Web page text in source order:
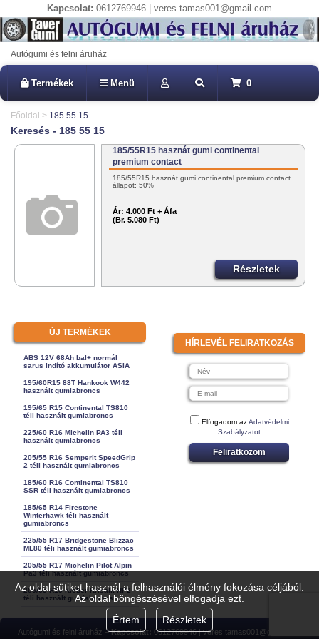
Az oldal sütiket használ a felhasználói élmény fokozása céljából.
Az oldal böngészésével elfogadja ezt.
Értem
Részletek
Kapcsolat: 0612769946 | veres.tamas001@gmail.com
Autógumi és felni áruház
Termékek Menü 0
Főoldal > 185 55 15
Keresés - 185 55 15
185/55R15 hasznát gumi continental
premium contact
185/55R15 hasznát gumi continental premium contact
állapot: 50%
Ár: 4.000 Ft + Áfa
(Br. 5.080 Ft)
Részletek
ÚJ TERMÉKEK
ABS 12V 68Ah bal+ normál
sarus indító akkumulátor ASIA
195/60R15 88T Hankook W442
használt gumiabroncs
195/65 R15 Continental TS810
téli használt gumiabroncs
225/60 R16 Michelin PA3 téli
használt gumiabroncs
205/55 R16 Semperit SpeedGrip
2 téli használt gumiabroncs
185/60 R16 Continental TS810
SSR téli használt gumiabroncs
185/65 R14 Firestone
Winterhawk téli használt
gumiabroncs
225/55 R17 Bridgestone Blizzac
ML80 téli használt gumiabroncs
205/55 R17 Michelin Pilot Alpin
Pa3 téli használt gumiabroncs
205/65 R15 Kleber Krisalk HP2
téli használt gumiabroncs
HÍRLEVÉL FELIRATKOZÁS
Elfogadom azAdatvédelmi
Szabályzatot
Feliratkozom
Autógumi és felni áruház –Kapcsolat: 0612769946 | veres.tamas001@gmail.com